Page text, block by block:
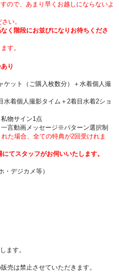
ので、あまり早くお越しにならないよ
い。
く階段にお並びになりお待ちくださ
す。
り
ット（ご購入枚数分）＋ 水着個人撮
水着個人撮影タイム＋2着目水着2ショ
物サイン1点
言動画メッセージ※パターン選択制
た場合、全ての特典が2回受けれま
てスタッフがお伺いいたします。
デジカメ等）
ます。
売は禁止させていただきます。